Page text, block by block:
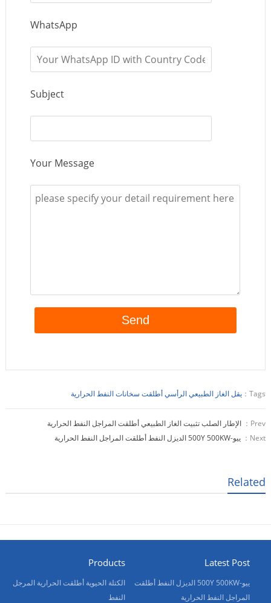
WhatsApp
Subject
Your Message
Tags： يقل الغاز الطبيعي الرأسي أطلقت سخانات النفط الحرارية
Prev：
الإطار الصلب تثبيت الغاز الطبيعي أطلقت المراجل النفط الحرارية
Next：
ييو-500Y 500KW الديزل النفط أطلقت المراجل النفط الحرارية
Related
Products
الكتلة الحيوية أطلقت الحرارية المرجل
النفط
Latest Post
ييو-500Y 500KW الديزل النفط أطلقت
المراجل النفط الحرارية